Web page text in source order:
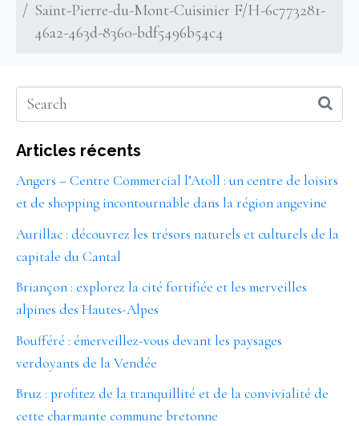
Saint-Pierre-du-Mont-Cuisinier F/H-6c773281-
46a2-463d-8360-bdf5496b54c4
Articles récents
Angers – Centre Commercial l’Atoll : un centre de loisirs
et de shopping incontournable dans la région angevine
Aurillac : découvrez les trésors naturels et culturels de la
capitale du Cantal
Briançon : explorez la cité fortifiée et les merveilles
alpines des Hautes-Alpes
Boufféré : émerveillez-vous devant les paysages
verdoyants de la Vendée
Bruz : profitez de la tranquillité et de la convivialité de
cette charmante commune bretonne